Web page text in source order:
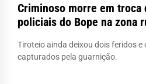
Criminoso morre em troca
policiais do Bope na zona
Tiroteio ainda deixou dois feridos
capturados pela guarnição.